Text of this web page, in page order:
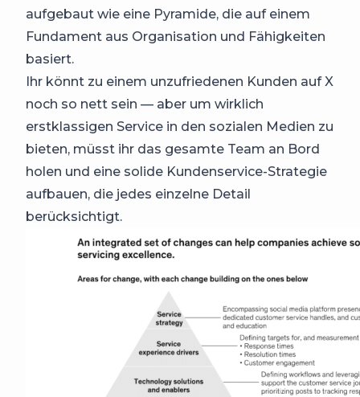
aufgebaut wie eine Pyramide, die auf einem
Fundament aus Organisation und Fähigkeiten
basiert.
Ihr könnt zu einem unzufriedenen Kunden auf X
noch so nett sein — aber um wirklich
erstklassigen Service in den sozialen Medien zu
bieten, müsst ihr das gesamte Team an Bord
holen und eine solide Kundenservice-Strategie
aufbauen, die jedes einzelne Detail
berücksichtigt.